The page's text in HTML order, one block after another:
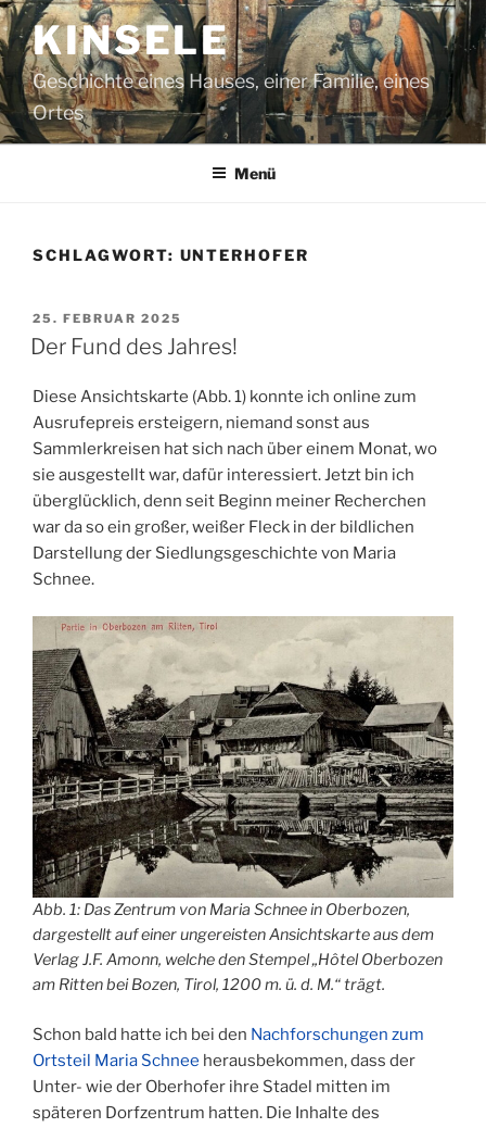
Zum
Inhalt
springenKINSELE
Geschichte eines Hauses, einer Familie, eines
Ortes
Menü
SCHLAGWORT: UNTERHOFER
VERÖFFENTLICHT
AM
25. FEBRUAR 2025
Der Fund des Jahres!
Diese Ansichtskarte (Abb. 1) konnte ich online zum
Ausrufepreis ersteigern, niemand sonst aus
Sammlerkreisen hat sich nach über einem Monat, wo
sie ausgestellt war, dafür interessiert. Jetzt bin ich
überglücklich, denn seit Beginn meiner Recherchen
war da so ein großer, weißer Fleck in der bildlichen
Darstellung der Siedlungsgeschichte von Maria
Schnee.
Abb. 1: Das Zentrum von Maria Schnee in Oberbozen,
dargestellt auf einer ungereisten Ansichtskarte aus dem
Verlag J.F. Amonn, welche den Stempel „Hôtel Oberbozen
am Ritten bei Bozen, Tirol, 1200 m. ü. d. M.“ trägt.
Schon bald hatte ich bei den Nachforschungen zum
Ortsteil Maria Schnee herausbekommen, dass der
Unter- wie der Oberhofer ihre Stadel mitten im
späteren Dorfzentrum hatten. Die Inhalte des